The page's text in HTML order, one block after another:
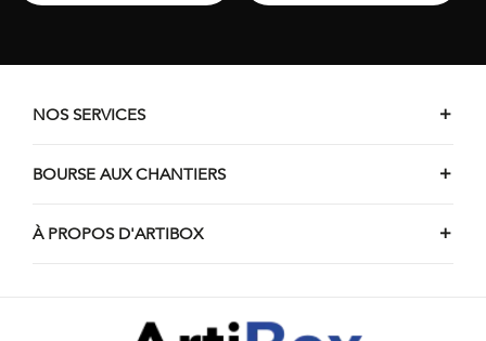
NOS SERVICES
BOURSE AUX CHANTIERS
À PROPOS D'ARTIBOX